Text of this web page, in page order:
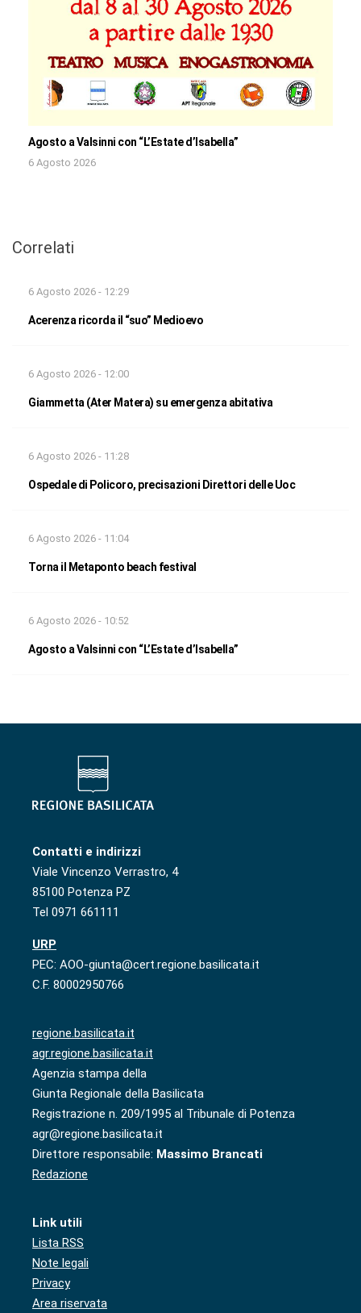
Agosto a Valsinni con “L’Estate d’Isabella”
6 Agosto 2026
Correlati
6 Agosto 2026 - 12:29
Acerenza ricorda il “suo” Medioevo
6 Agosto 2026 - 12:00
Giammetta (Ater Matera) su emergenza abitativa
6 Agosto 2026 - 11:28
Ospedale di Policoro, precisazioni Direttori delle Uoc
6 Agosto 2026 - 11:04
Torna il Metaponto beach festival
6 Agosto 2026 - 10:52
Agosto a Valsinni con “L’Estate d’Isabella”
Contatti e indirizzi
Viale Vincenzo Verrastro, 4
85100 Potenza PZ
Tel 0971 661111
URP
PEC: AOO-giunta@cert.regione.basilicata.it
C.F. 80002950766
regione.basilicata.it
agr.regione.basilicata.it
Agenzia stampa della
Giunta Regionale della Basilicata
Registrazione n. 209/1995 al Tribunale di Potenza
agr@regione.basilicata.it
Direttore responsabile: Massimo Brancati
Redazione
Link utili
Lista RSS
Note legali
Privacy
Area riservata